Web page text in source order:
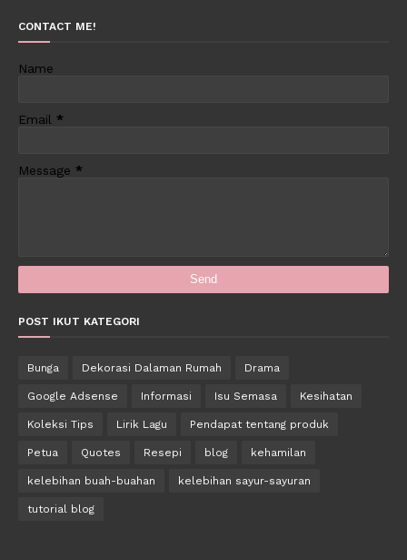
CONTACT ME!
Name
Email *
Message *
POST IKUT KATEGORI
Bunga Dekorasi Dalaman Rumah Drama
Google Adsense Informasi Isu Semasa Kesihatan
Koleksi Tips Lirik Lagu Pendapat tentang produk
Petua Quotes Resepi blog kehamilan
kelebihan buah-buahan kelebihan sayur-sayuran
tutorial blog